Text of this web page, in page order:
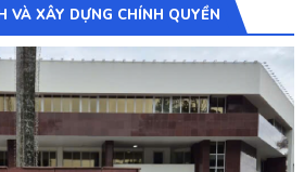
VÀ XÂY DỰNG CHÍNH QUYỀN